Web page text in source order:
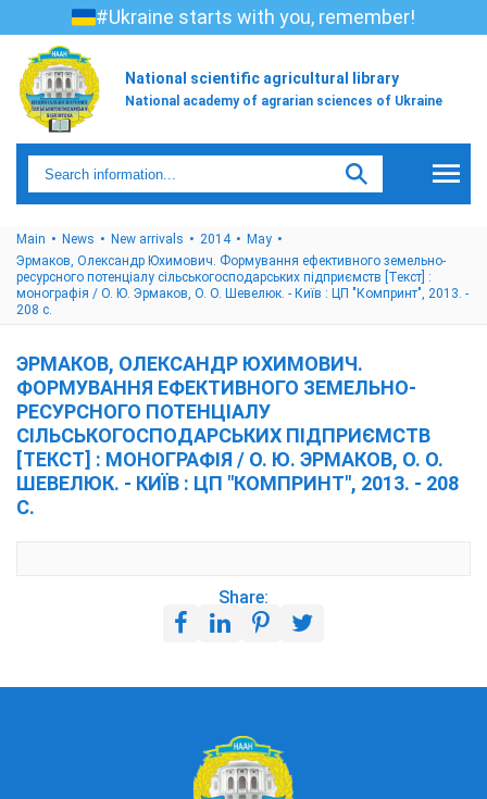
#Ukraine starts with you, remember!
National scientific agricultural library
National academy of agrarian sciences of Ukraine
Main News New arrivals 2014
May
Эрмаков, Олександр Юхимович. Формування ефективного земельно-
ресурсного потенціалу сільськогосподарських підприємств [Текст] :
монографія / О. Ю. Эрмаков, О. О. Шевелюк. - Київ : ЦП "Компринт", 2013. -
208 с.
ЭРМАКОВ, ОЛЕКСАНДР ЮХИМОВИЧ.
ФОРМУВАННЯ ЕФЕКТИВНОГО ЗЕМЕЛЬНО-
РЕСУРСНОГО ПОТЕНЦІАЛУ
СІЛЬСЬКОГОСПОДАРСЬКИХ ПІДПРИЄМСТВ
[ТЕКСТ] : МОНОГРАФІЯ / О. Ю. ЭРМАКОВ, О. О.
ШЕВЕЛЮК. - КИЇВ : ЦП "КОМПРИНТ", 2013. - 208
С.
Share: